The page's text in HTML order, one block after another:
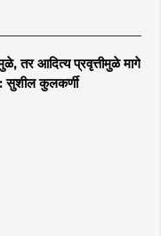
तर आदित्य प्रवृत्तीमुळे मागे
सुशील कुलकर्णी